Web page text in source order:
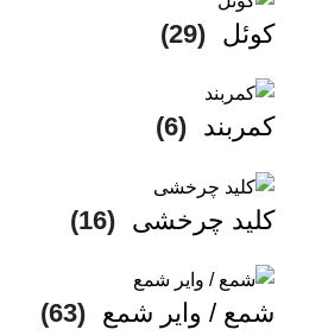
کوئل (29)
کمربند (6)
کلید چرخشی (16)
شمع / وایر شمع (63)